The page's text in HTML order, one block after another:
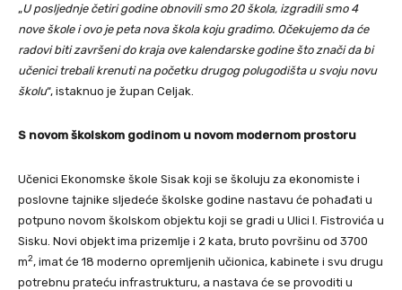
„U posljednje četiri godine obnovili smo 20 škola, izgradili smo 4
nove škole i ovo je peta nova škola koju gradimo. Očekujemo da će
radovi biti završeni do kraja ove kalendarske godine što znači da bi
učenici trebali krenuti na početku drugog polugodišta u svoju novu
školu“, istaknuo je župan Celjak.
S novom školskom godinom u novom modernom prostoru
Učenici Ekonomske škole Sisak koji se školuju za ekonomiste i
poslovne tajnike sljedeće školske godine nastavu će pohađati u
potpuno novom školskom objektu koji se gradi u Ulici I. Fistrovića u
Sisku. Novi objekt ima prizemlje i 2 kata, bruto površinu od 3700
m2, imat će 18 moderno opremljenih učionica, kabinete i svu drugu
potrebnu prateću infrastrukturu, a nastava će se provoditi u